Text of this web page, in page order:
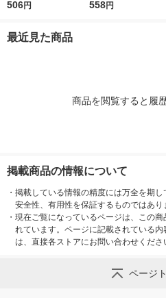
パゲティ2/3サイズ1.6
506円
パゲティ 1.6mm チャ
558円
最近見た商品
商品を閲覧すると履
掲載商品の情報について
・ 掲載している情報の精度には万全を期し
安全性、有用性を保証するものではあり
・ 現在ご覧になっているページは、この
れています。ページに記載されている
は、直接各ストアにお問い合わせくださ
ページ